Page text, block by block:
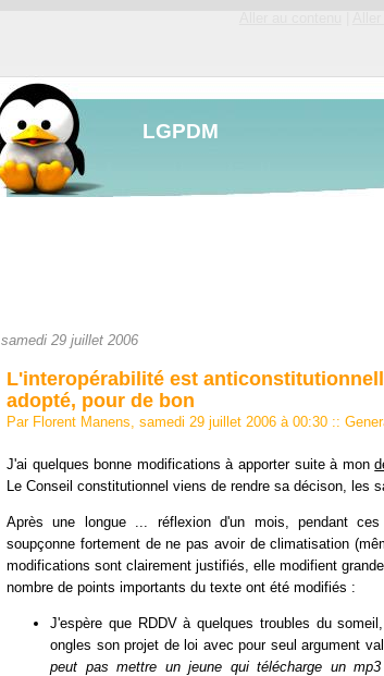
LGPDM
samedi 29 juillet 2006
L'interopérabilité est
adopté, pour de bon
Par Florent Manens, samedi 29 juillet 2006 à 00:30 ::
J'ai quelques bonne modifications à apporter suite à mon
Le Conseil constitutionnel viens de rendre sa décison, les
Après une longue ... réflexion d'un mois, pendant
soupçonne fortement de ne pas avoir de climatisation
modifications sont clairement justifiés, elle modifient
nombre de points importants du texte ont été modifiés :
J'espère que RDDV à quelques troubles du
ongles son projet de loi avec pour seul argument
peut pas mettre un jeune qui télécharge un